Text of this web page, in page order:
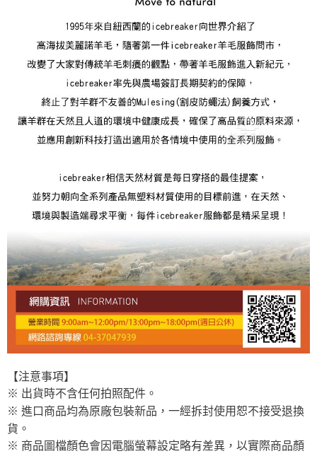
【注意事項】
※ 出貨時不含任何拍照配件。
※ 進口商品均為原廠包裝新品，一經拆封使用恕不接受退換
貨。
※ 商品圖檔顏色會因電腦螢幕設定略有差異，以實際商品顏